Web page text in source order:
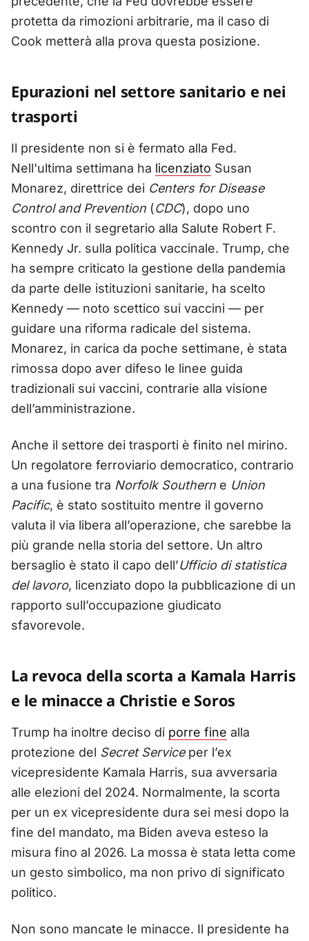
protetta da rimozioni arbitrarie, ma il caso di
Cook metterà alla prova questa posizione.
Epurazioni nel settore sanitario e nei
trasporti
Il presidente non si è fermato alla Fed.
Nell'ultima settimana ha licenziato Susan
Monarez, direttrice dei Centers for Disease
Control and Prevention (CDC), dopo uno
scontro con il segretario alla Salute Robert F.
Kennedy Jr. sulla politica vaccinale. Trump, che
ha sempre criticato la gestione della pandemia
da parte delle istituzioni sanitarie, ha scelto
Kennedy — noto scettico sui vaccini — per
guidare una riforma radicale del sistema.
Monarez, in carica da poche settimane, è stata
rimossa dopo aver difeso le linee guida
tradizionali sui vaccini, contrarie alla visione
dell’amministrazione.
Anche il settore dei trasporti è finito nel mirino.
Un regolatore ferroviario democratico, contrario
a una fusione tra Norfolk Southern e Union
Pacific, è stato sostituito mentre il governo
valuta il via libera all’operazione, che sarebbe la
più grande nella storia del settore. Un altro
bersaglio è stato il capo dell’Ufficio di statistica
del lavoro, licenziato dopo la pubblicazione di un
rapporto sull’occupazione giudicato
sfavorevole.
La revoca della scorta a Kamala Harris
e le minacce a Christie e Soros
Trump ha inoltre deciso di porre fine alla
protezione del Secret Serviceper l’ex
vicepresidente Kamala Harris, sua avversaria
alle elezioni del 2024. Normalmente, la scorta
per un ex vicepresidente dura sei mesi dopo la
fine del mandato, ma Biden aveva esteso la
misura fino al 2026. La mossa è stata letta come
un gesto simbolico, ma non privo di significato
politico.
Non sono mancate le minacce. Il presidente ha